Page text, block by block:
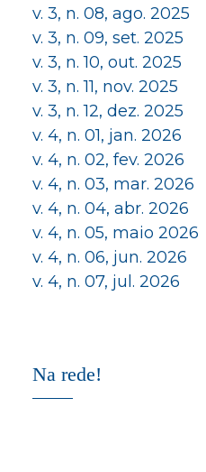
v. 3, n. 08, ago. 2025
v. 3, n. 09, set. 2025
v. 3, n. 10, out. 2025
v. 3, n. 11, nov. 2025
v. 3, n. 12, dez. 2025
v. 4, n. 01, jan. 2026
v. 4, n. 02, fev. 2026
v. 4, n. 03, mar. 2026
v. 4, n. 04, abr. 2026
v. 4, n. 05, maio 2026
v. 4, n. 06, jun. 2026
v. 4, n. 07, jul. 2026
Na rede!